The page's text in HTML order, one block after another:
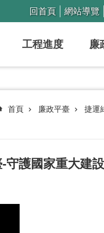
回首頁 網站導覽
工程進度 廉
首頁 廉政平臺 捷運
守護國家重大建